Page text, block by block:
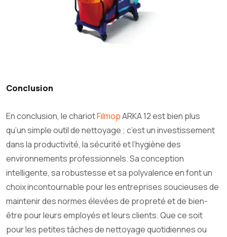
Conclusion
En conclusion, le chariotFilmopARKA 12 est bien plus
qu’un simple outil de nettoyage ; c’est un investissement
dans la productivité, la sécurité et l’hygiène des
environnements professionnels. Sa conception
intelligente, sa robustesse et sa polyvalence en font un
choix incontournable pour les entreprises soucieuses de
maintenir des normes élevées de propreté et de bien-
être pour leurs employés et leurs clients. Que ce soit
pour les petites tâches de nettoyage quotidiennes ou